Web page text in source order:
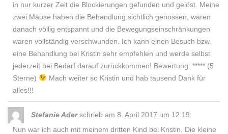
in nur kurzer Zeit die Blockierungen gefunden und gelöst. Meine
zwei Mäuse haben die Behandlung sichtlich genossen, waren
danach völlig entspannt und die Bewegungseinschränkungen
waren vollständig verschwunden. Ich kann einen Besuch bzw.
eine Behandlung bei Kristin sehr empfehlen und werde selbst
jederzeit bei Bedarf darauf zurückkommen! Bewertung: ***** (5
Sterne)
Mach weiter so Kristin und hab tausend Dank für
alles!!!
Stefanie Ader schrieb am 8. April 2017 um 12:19:
Nun war ich auch mit meinem dritten Kind bei Kristin. Die kleine